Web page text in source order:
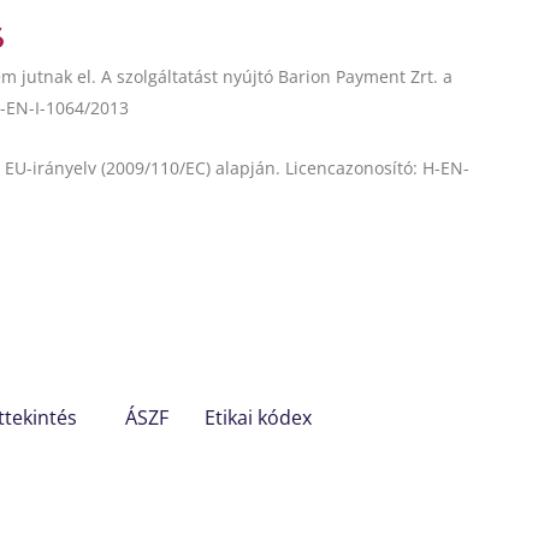
jutnak el. A szolgáltatást nyújtó Barion Payment Zrt. a
I-1064/2013
irányelv (2009/110/EC) alapján. Licencazonosító: H-EN-
ÁSZF Etikai kódex